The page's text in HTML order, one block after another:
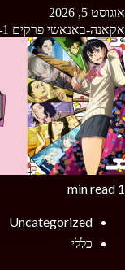
אוגוסט 5, 2026
אקאנה-באנאשי פרקים 6-1
1 min read
Uncategorized
כללי